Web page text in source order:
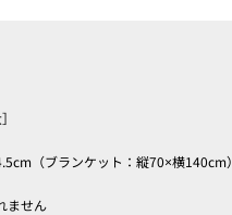
（ブランケット：縦70×横140cm）
ません